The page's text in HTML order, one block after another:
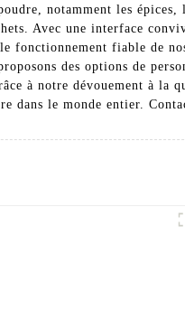
notamment les
Avec une interface
fonctionnement fiable de
des options de
à notre dévouement à la
dans le monde entier.